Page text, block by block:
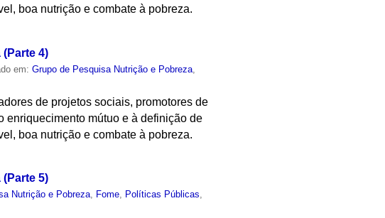
boa nutrição e combate à pobreza.
4)
em:Grupo de Pesquisa Nutrição e Pobreza
de projetos sociais, promotores de
enriquecimento mútuo e à definição de
boa nutrição e combate à pobreza.
5)
Nutrição e Pobreza, Fome, Políticas Públicas,